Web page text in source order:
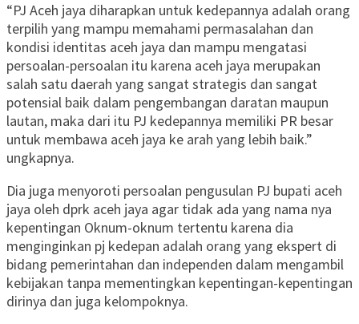
“PJ Aceh jaya diharapkan untuk kedepannya adalah orang
terpilih yang mampu memahami permasalahan dan
kondisi identitas aceh jaya dan mampu mengatasi
persoalan-persoalan itu karena aceh jaya merupakan
salah satu daerah yang sangat strategis dan sangat
potensial baik dalam pengembangan daratan maupun
lautan, maka dari itu PJ kedepannya memiliki PR besar
untuk membawa aceh jaya ke arah yang lebih baik.”
ungkapnya.
Dia juga menyoroti persoalan pengusulan PJ bupati aceh
jaya oleh dprk aceh jaya agar tidak ada yang nama nya
kepentingan Oknum-oknum tertentu karena dia
menginginkan pj kedepan adalah orang yang ekspert di
bidang pemerintahan dan independen dalam mengambil
kebijakan tanpa mementingkan kepentingan-kepentingan
dirinya dan juga kelompoknya.